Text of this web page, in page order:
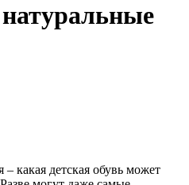
какая детская обувь может